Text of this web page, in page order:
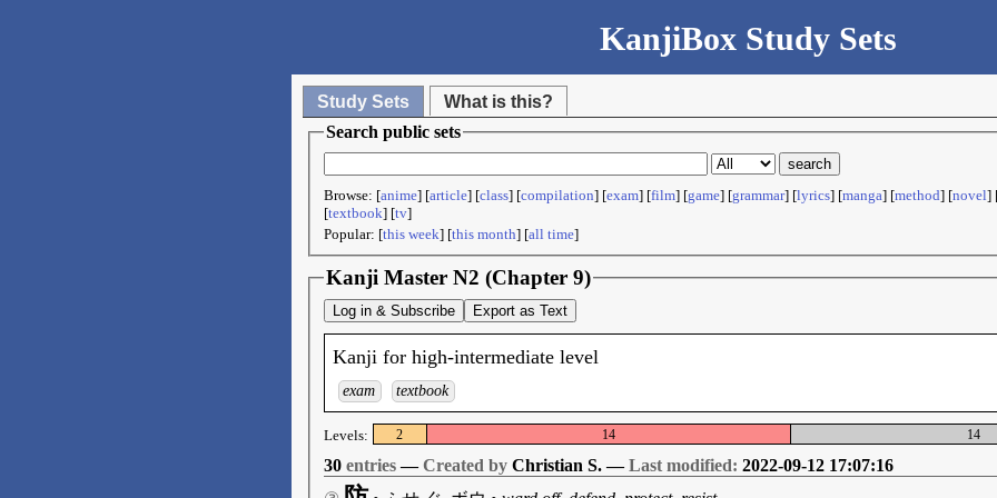
KanjiBox Study Sets
Study Sets
What is this?
Search public sets
Browse: [anime] [article] [class] [compilation] [exam] [film] [game] [grammar] [lyrics] [manga] [method] [novel]
[textbook] [tv]
Popular: [this week] [this month] [all time]
Kanji Master N2 (Chapter 9)
Log in & Subscribe Export as Text
Kanji for high-intermediate level
exam textbook
Levels: 2 14 14
30 entries—Created by Christian S. —Last modified: 2022-09-12 17:07:16